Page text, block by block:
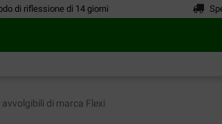
di riflessione di 14 giorni
di marca Flexi